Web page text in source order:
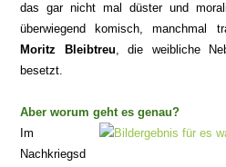
das gar nicht mal düster und
überwiegend komisch, manchmal
Moritz Bleibtreu, die weibliche
besetzt.
Aber worum geht es genau?
Im
Nachkriegsd